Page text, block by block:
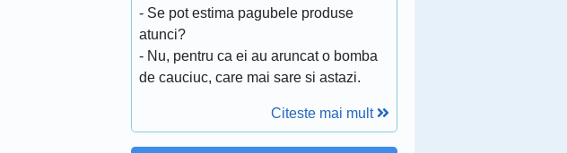
- Se pot estima pagubele produse
atunci?
- Nu, pentru ca ei au aruncat o bomba
de cauciuc, care mai sare si astazi.
Citeste mai mult